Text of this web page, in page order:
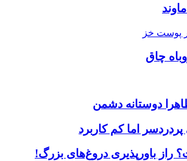
چاق
دوستانه دشمن
اما کم کاربرد
راز باورپذیری دروغ‌های بزرگ!